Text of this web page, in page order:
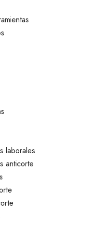
laborales
anticorte